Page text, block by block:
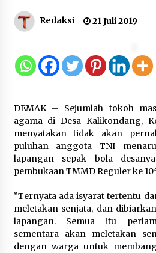
Tigaraksa,
7 Agustus 2026
Lapas Banjar
Cabai
Pangan
7 Agustus 2026
Terungkap
Pengelolaan ,
Didesak
7 Agustus 2026
Redaksi 21 Juli 2019
DEMAK – Sejumlah tokoh
agama di Desa Kalikondang,
menyatakan tidak akan
puluhan anggota TNI
lapangan sepak bola
pembukaan TMMD Reguler ke
”Ternyata ada isyarat tertentu
meletakan senjata, dan
lapangan. Semua itu
sementara akan meletakan
dengan warga untuk